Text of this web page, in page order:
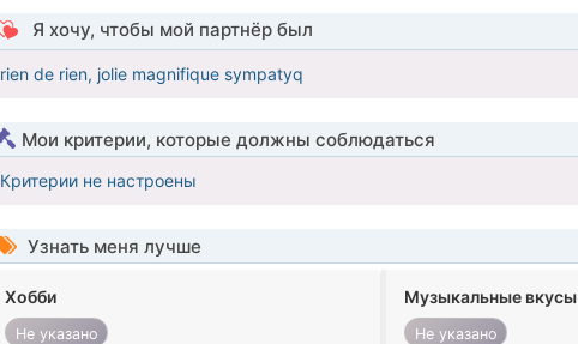
Я хочу, чтобы мой партнёр был
rien de rien, jolie magnifique sympatyq
Мои критерии, которые должны соблюдаться
Критерии не настроены
Узнать меня лучше
Хобби
Не указано
Музыкальные вкусы
Не указано